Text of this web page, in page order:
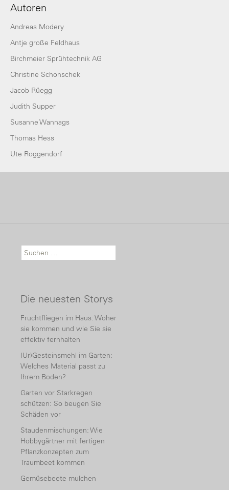
Autoren
Andreas Modery
Antje große Feldhaus
Birchmeier Sprühtechnik AG
Christine Schonschek
Jacob Rüegg
Judith Supper
Susanne Wannags
Thomas Hess
Ute Roggendorf
Suche nach:
Die neuesten Storys
Fruchtfliegen im Haus: Woher
sie kommen und wie Sie sie
effektiv fernhalten
(Ur)Gesteinsmehl im Garten:
Welches Material passt zu
Ihrem Boden?
Garten vor Starkregen
schützen: So beugen Sie
Schäden vor
Staudenmischungen: Wie
Hobbygärtner mit fertigen
Pflanzkonzepten zum
Traumbeet kommen
Gemüsebeete mulchen